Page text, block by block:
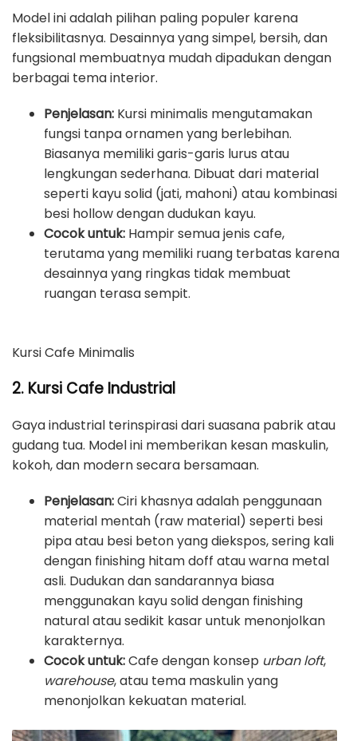
Model ini adalah pilihan paling populer karena
fleksibilitasnya. Desainnya yang simpel, bersih, dan
fungsional membuatnya mudah dipadukan dengan
berbagai tema interior.
Penjelasan: Kursi minimalis mengutamakan
fungsi tanpa ornamen yang berlebihan.
Biasanya memiliki garis-garis lurus atau
lengkungan sederhana. Dibuat dari material
seperti kayu solid (jati, mahoni) atau kombinasi
besi hollow dengan dudukan kayu.
Cocok untuk: Hampir semua jenis cafe,
terutama yang memiliki ruang terbatas karena
desainnya yang ringkas tidak membuat
ruangan terasa sempit.
Kursi Cafe Minimalis
2. Kursi Cafe Industrial
Gaya industrial terinspirasi dari suasana pabrik atau
gudang tua. Model ini memberikan kesan maskulin,
kokoh, dan modern secara bersamaan.
Penjelasan:Ciri khasnya adalah penggunaan
material mentah (raw material) seperti besi
pipa atau besi beton yang diekspos, sering kali
dengan finishing hitam doff atau warna metal
asli. Dudukan dan sandarannya biasa
menggunakan kayu solid dengan finishing
natural atau sedikit kasar untuk menonjolkan
karakternya.
Cocok untuk:Cafe dengan konsep urban loft,
warehouse, atau tema maskulin yang
menonjolkan kekuatan material.